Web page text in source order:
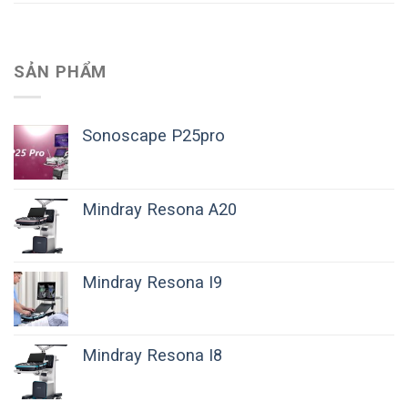
SẢN PHẨM
Sonoscape P25pro
Mindray Resona A20
Mindray Resona I9
Mindray Resona I8